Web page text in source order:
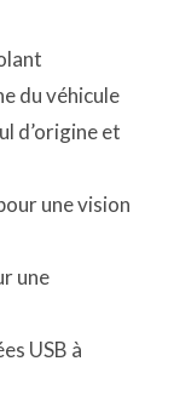
du véhicule
d’origine et
une vision
une
USB à